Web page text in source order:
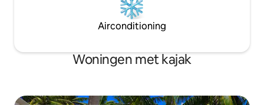
Airconditioning
Woningen met kajak